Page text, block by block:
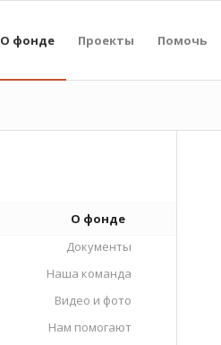
О фонде Проекты Помочь
О фонде
Документы
Наша команда
Видео и фото
Нам помогают